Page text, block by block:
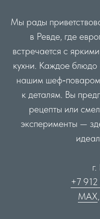
Мы рады
в Ревде, где
встречается с
кухни. Каждое блюдо
нашим
к деталям. Вы
рецепты или
эксперименты —
+7
МАХ,